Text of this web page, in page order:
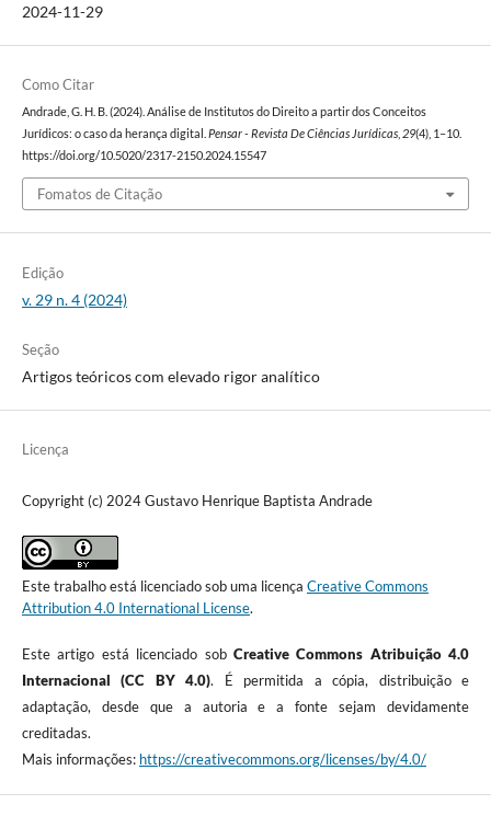
2024-11-29
Como Citar
Andrade, G. H. B. (2024). Análise de Institutos do Direito a partir dos Conceitos
Jurídicos: o caso da herança digital. Pensar - Revista De Ciências Jurídicas, 29(4), 1–10.
https://doi.org/10.5020/2317-2150.2024.15547
Fomatos de Citação
Edição
v. 29 n. 4 (2024)
Seção
Artigos teóricos com elevado rigor analítico
Licença
Copyright (c) 2024 Gustavo Henrique Baptista Andrade
Este trabalho está licenciado sob uma licença Creative Commons
Attribution 4.0 International License.
Este artigo está licenciado sob Creative Commons Atribuição 4.0
Internacional (CC BY 4.0). É permitida a cópia, distribuição e
adaptação, desde que a autoria e a fonte sejam devidamente
creditadas.
Mais informações: https://creativecommons.org/licenses/by/4.0/